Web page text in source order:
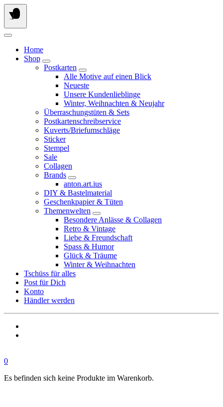
Springe
zum
Inhalt
Home
Shop
Postkarten
Alle Motive auf einen Blick
Neueste
Unsere Kundenlieblinge
Winter, Weihnachten & Neujahr
Überraschungstüten & Sets
Postkartenschreibservice
Kuverts/Briefumschläge
Sticker
Stempel
Sale
Collagen
Brands
anton.art.ius
DIY & Bastelmaterial
Geschenkpapier & Tüten
Themenwelten
Besondere Anlässe & Collagen
Retro & Vintage
Liebe & Freundschaft
Spass & Humor
Glück & Träume
Winter & Weihnachten
Tschüss für alles
Post für Dich
Konto
Händler werden
0
Es befinden sich keine Produkte im Warenkorb.